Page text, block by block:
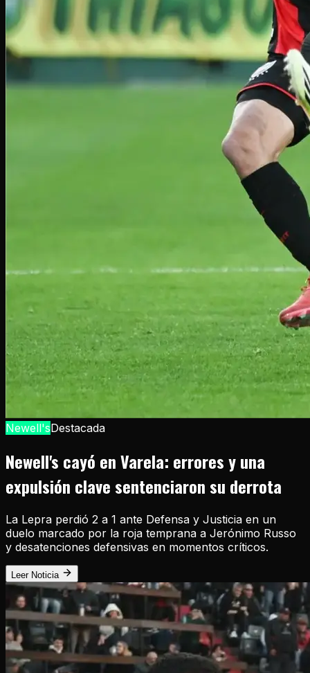
Newell'sDestacada
Newell's cayó en Varela: errores y una
expulsión clave sentenciaron su derrota
La Lepra perdió 2 a 1 ante Defensa y Justicia en un
duelo marcado por la roja temprana a Jerónimo Russo
y desatenciones defensivas en momentos críticos.
Leer Noticia